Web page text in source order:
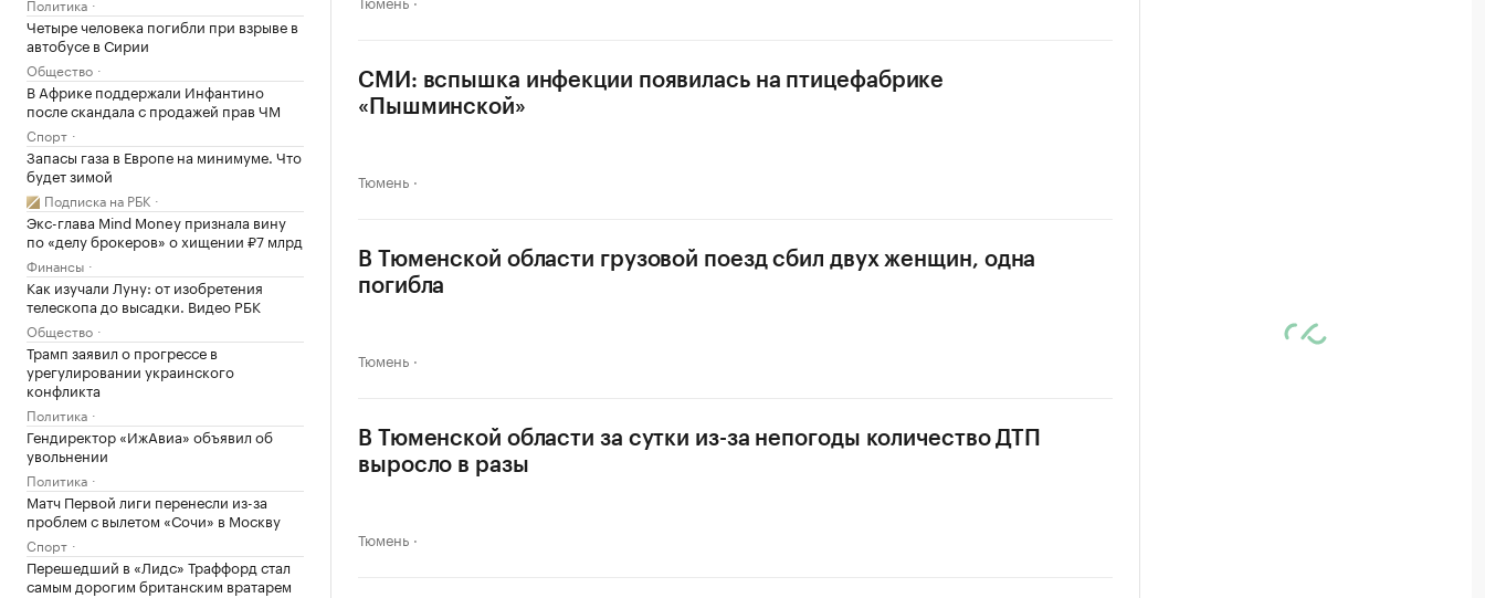
Четыре человека погибли при взрыве в
автобусе в Сирии
Общество
В Африке поддержали Инфантино
после скандала с продажей прав ЧМ
Спорт
Запасы газа в Европе на минимуме. Что
будет зимой
Подписка на РБК
Экс-глава Mind Money признала вину
по «делу брокеров» о хищении ₽7 млрд
Финансы
Как изучали Луну: от изобретения
телескопа до высадки. Видео РБК
Общество
Трамп заявил о прогрессе в
урегулировании украинского
конфликта
Политика
Гендиректор «ИжАвиа» объявил об
увольнении
Политика
Матч Первой лиги перенесли из-за
проблем с вылетом «Сочи» в Москву
Спорт
Перешедший в «Лидс» Траффорд стал
самым дорогим британским вратарем
СМИ: вспышка инфекции появилась на птицефабрике
«Пышминской»
Тюмень
В Тюменской области грузовой поезд сбил двух женщин, одна
погибла
Тюмень
В Тюменской области за сутки из-за непогоды количество ДТП
выросло в разы
Тюмень